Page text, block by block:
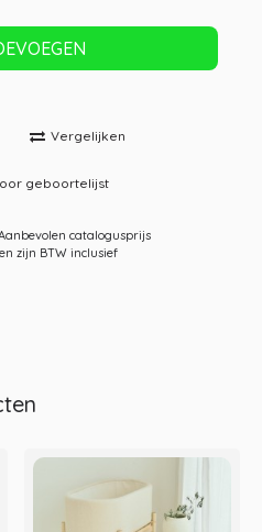
Vergelijken
geboortelijst
catalogusprijs
zijn BTW inclusief